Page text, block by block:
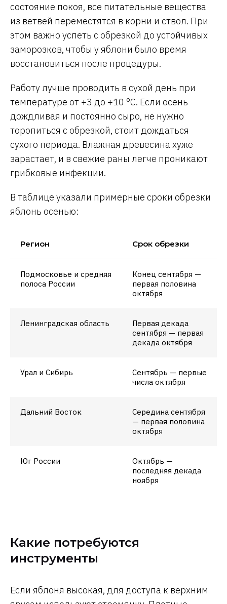
состояние покоя, все питательные вещества
из ветвей переместятся в корни и ствол. При
этом важно успеть с обрезкой до устойчивых
заморозков, чтобы у яблони было время
восстановиться после процедуры.
Работу лучше проводить в сухой день при
температуре от +3 до +10 °C. Если осень
дождливая и постоянно сыро, не нужно
торопиться с обрезкой, стоит дождаться
сухого периода. Влажная древесина хуже
зарастает, и в свежие раны легче проникают
грибковые инфекции.
В таблице указали примерные сроки обрезки
яблонь осенью:
Регион Срок обрезки
Подмосковье и средняя
полоса России
Конец сентября —
первая половина
октября
Ленинградская область
Первая декада
сентября — первая
декада октября
Урал и Сибирь
Сентябрь — первые
числа октября
Дальний Восток
Середина сентября
— первая половина
октября
Юг России
Октябрь —
последняя декада
ноября
Какие потребуются
инструменты
Если яблоня высокая, для доступа к верхним